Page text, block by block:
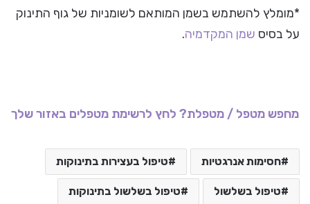
*מומלץ להשתמש בשמן המותאם לשומניות של גוף התינוק
על בסיס שמן המקדמיה.
מחפש מטפל / מטפלת? לחץ לרשימת מטפלים באזור שלך
חסימות אנרגטיות טיפול בעצירות בתינוקות
טיפול בשלשול טיפול בשלשול בתינוקות